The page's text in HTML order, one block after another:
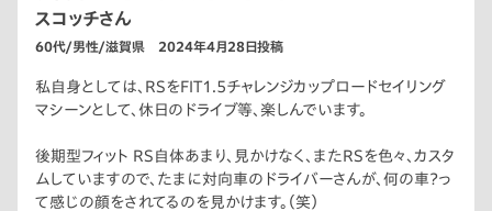
スコッチさん
60代/男性/滋賀県 2024年4月28日投稿
私自身としては、RSをFIT1.5チャレンジカップロードセイリング
マシーンとして、休日のドライブ等、楽しんでいます。
後期型フィット RS自体あまり、見かけなく、またRSを色々、カスタ
ムしていますので、たまに対向車のドライバーさんが、何の車？っ
て感じの顔をされてるのを見かけます。（笑）